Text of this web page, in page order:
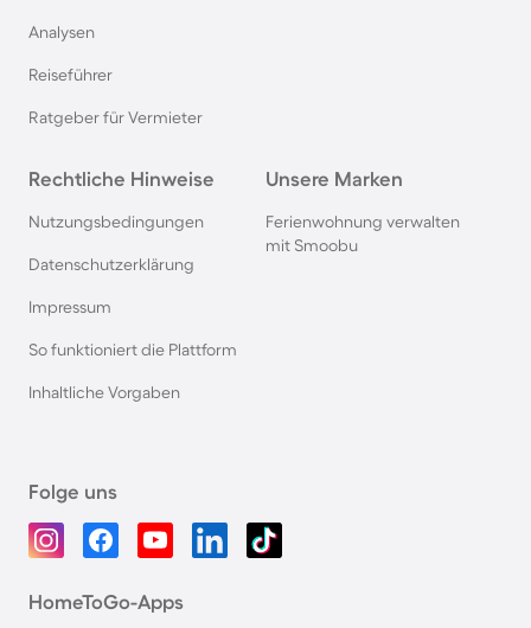
Analysen
Reiseführer
Ratgeber für Vermieter
Rechtliche Hinweise
Nutzungsbedingungen
Datenschutzerklärung
Impressum
So funktioniert die Plattform
Inhaltliche Vorgaben
Unsere Marken
Ferienwohnung verwalten
mit Smoobu
Folge uns
HomeToGo-Apps